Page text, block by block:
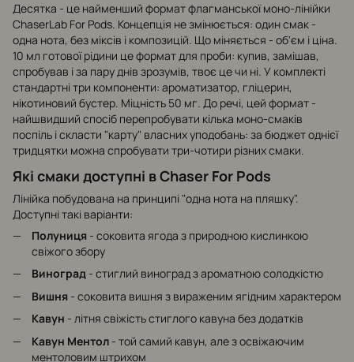
Десятка - це найменший формат флагманської моно-лінійки
ChaserLab For Pods. Концепція не змінюється: один смак -
одна нота, без міксів і композицій. Що міняється - об'єм і ціна.
10 мл готової рідини це формат для проби: купив, замішав,
спробував і за пару днів зрозумів, твоє це чи ні. У комплекті
стандартні три компоненти: ароматизатор, гліцерин,
нікотиновий бустер. Міцність 50 мг. До речі, цей формат -
найшвидший спосіб перепробувати кілька моно-смаків
поспіль і скласти "карту" власних уподобань: за бюджет однієї
тридцятки можна спробувати три-чотири різних смаки.
Які смаки доступні в Chaser For Pods
Лінійка побудована на принципі "одна нота на пляшку".
Доступні такі варіанти:
Полуниця - соковита ягода з природною кислинкою
свіжого збору
Виноград - стиглий виноград з ароматною солодкістю
Вишня - соковита вишня з вираженим ягідним характером
Кавун - літня свіжість стиглого кавуна без додатків
Кавун Ментол - той самий кавун, але з освіжаючим
ментоловим штрихом